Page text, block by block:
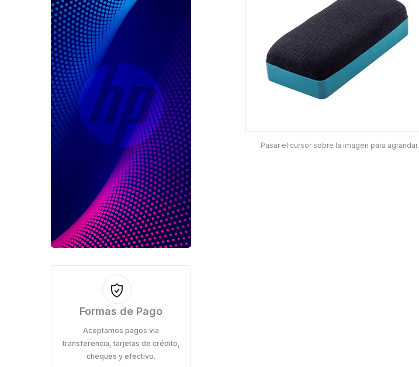
Pasar el cursor sobre la imagen para agrandar.
Formas de Pago
Aceptamos pagos via
transferencia, tarjetas de crédito,
cheques y efectivo.